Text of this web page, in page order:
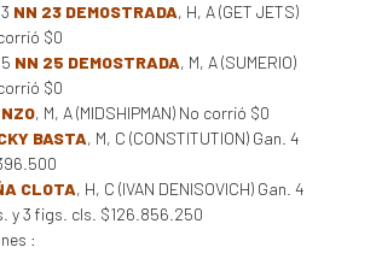
NN 23 DEMOSTRADA, H, A (GET JETS)
$0
NN 25 DEMOSTRADA, M, A (SUMERIO)
$0
, M, A (MIDSHIPMAN) No corrió $0
BASTA, M, C (CONSTITUTION) Gan. 4
CLOTA, H, C (IVAN DENISOVICH) Gan. 4
y 3 figs. cls. $126.856.250
: